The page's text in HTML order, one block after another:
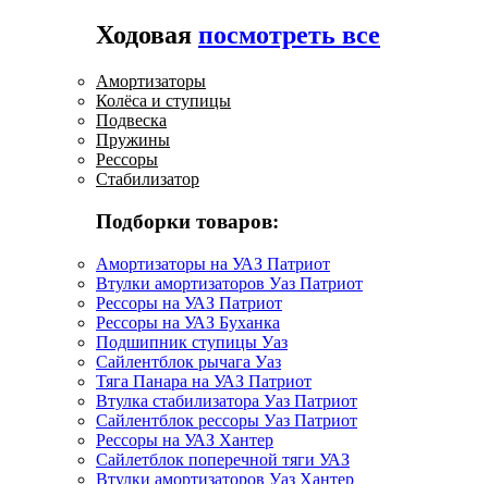
Ходовая посмотреть все
Амортизаторы
Колёса и ступицы
Подвеска
Пружины
Рессоры
Стабилизатор
Подборки товаров:
Амортизаторы на УАЗ Патриот
Втулки амортизаторов Уаз Патриот
Рессоры на УАЗ Патриот
Рессоры на УАЗ Буханка
Подшипник ступицы Уаз
Сайлентблок рычага Уаз
Тяга Панара на УАЗ Патриот
Втулка стабилизатора Уаз Патриот
Сайлентблок рессоры Уаз Патриот
Рессоры на УАЗ Хантер
Сайлетблок поперечной тяги УАЗ
Втулки амортизаторов Уаз Хантер